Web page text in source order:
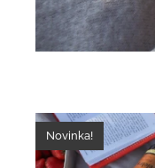
Novinka!